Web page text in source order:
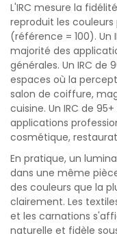
L'IRC mesure la
reproduit les
(référence = 100). Un
majorité des
générales. Un IRC de
espaces où la
salon de coiffure,
cuisine. Un IRC de
applications
cosmétique,
En pratique, un
dans une même
des couleurs que la
clairement. Les
et les carnations
naturelle et fidèle